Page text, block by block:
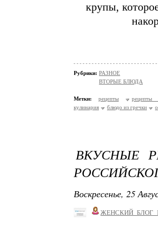
крупы,
Рубрики: РАЗНОЕ
ВТОРЫЕ БЛЮДА
Метки: рецепты
рецепты
кулинария
блюдо из гречки
ВКУСНЫЕ
Воскресенье, 25